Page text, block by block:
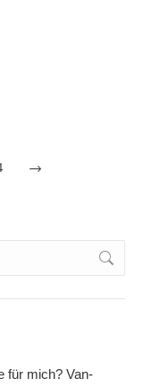
→
für mich? Van-